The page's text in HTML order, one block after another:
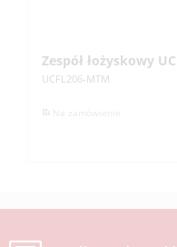
Zespół łożyskowy
UCFL206-MTM